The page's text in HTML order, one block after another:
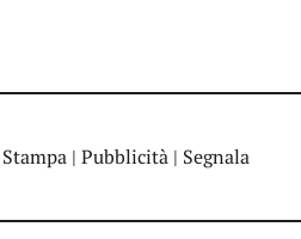
| Pubblicità | Segnala